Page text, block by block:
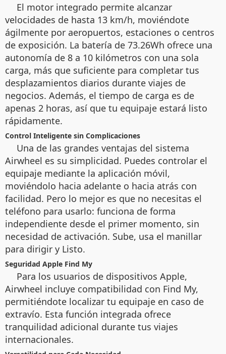
El motor integrado permite alcanzar
velocidades de hasta 13 km/h, moviéndote
ágilmente por aeropuertos, estaciones o centros
de exposición. La batería de 73.26Wh ofrece una
autonomía de 8 a 10 kilómetros con una sola
carga, más que suficiente para completar tus
desplazamientos diarios durante viajes de
negocios. Además, el tiempo de carga es de
apenas 2 horas, así que tu equipaje estará listo
rápidamente.
Control Inteligente sin Complicaciones
Una de las grandes ventajas del sistema
Airwheel es su simplicidad. Puedes controlar el
equipaje mediante la aplicación móvil,
moviéndolo hacia adelante o hacia atrás con
facilidad. Pero lo mejor es que no necesitas el
teléfono para usarlo: funciona de forma
independiente desde el primer momento, sin
necesidad de activación. Sube, usa el manillar
para dirigir y Listo.
Seguridad Apple Find My
Para los usuarios de dispositivos Apple,
Airwheel incluye compatibilidad con Find My,
permitiéndote localizar tu equipaje en caso de
extravío. Esta función integrada ofrece
tranquilidad adicional durante tus viajes
internacionales.